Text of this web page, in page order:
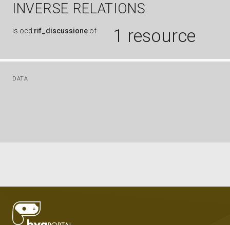
INVERSE RELATIONS
is ocd:rif_discussione of 1 resource
DATA